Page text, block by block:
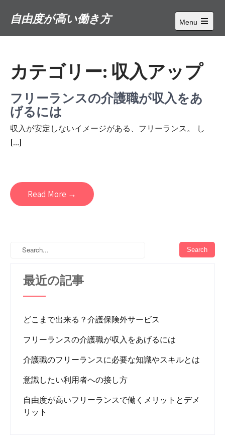
自由度が高い働き方
Menu
Open
main
カテゴリー: 収入アップ
フリーランスの介護職が収入をあ
げるには
収入が安定しないイメージがある、フリーランス。 し
[…]
Read More →
最近の記事
どこまで出来る？介護保険外サービス
フリーランスの介護職が収入をあげるには
介護職のフリーランスに必要な知識やスキルとは
意識したい利用者への接し方
自由度が高いフリーランスで働くメリットとデメ
リット